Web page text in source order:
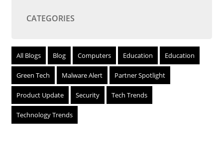
CATEGORIES
All Blogs Blog Computers Education Education
Green Tech Malware Alert Partner Spotlight
Product Update Security Tech Trends
Technology Trends